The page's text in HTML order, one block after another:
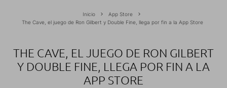
Inicio
App Store
The Cave, el juego de Ron Gilbert y Double Fine, llega por fin a la App Store
THE CAVE, EL JUEGO DE RON GILBERT
Y DOUBLE FINE, LLEGA POR FIN A LA
APP STORE